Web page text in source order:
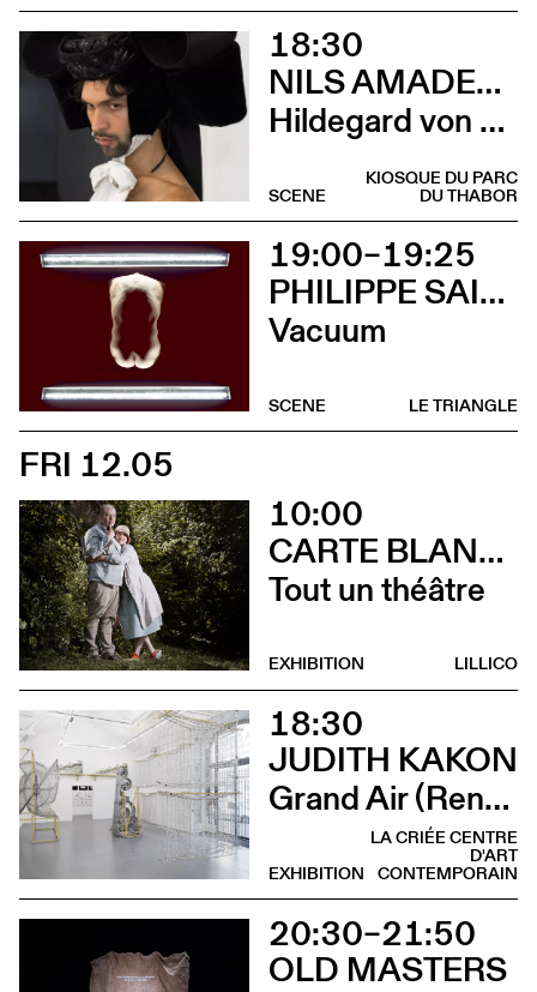
18:30
NILS AMADEUS LANGE
Hildegard von Bingen
KIOSQUE DU PARC
DU THABOR
SCENE
19:00–19:25
PHILIPPE SAIRE
Vacuum
LE TRIANGLE
SCENE
FRI 12.05
10:00
CARTE BLANCHE À ALBERTINE & GERMANO ZULLO
Tout un théâtre
LILLICO
EXHIBITION
18:30
JUDITH KAKON
Grand Air (Rencontre avec Judith Kakon et les commissaires de l’exposition)
LA CRIÉE CENTRE
D'ART
CONTEMPORAIN
EXHIBITION
20:30–21:50
OLD MASTERS